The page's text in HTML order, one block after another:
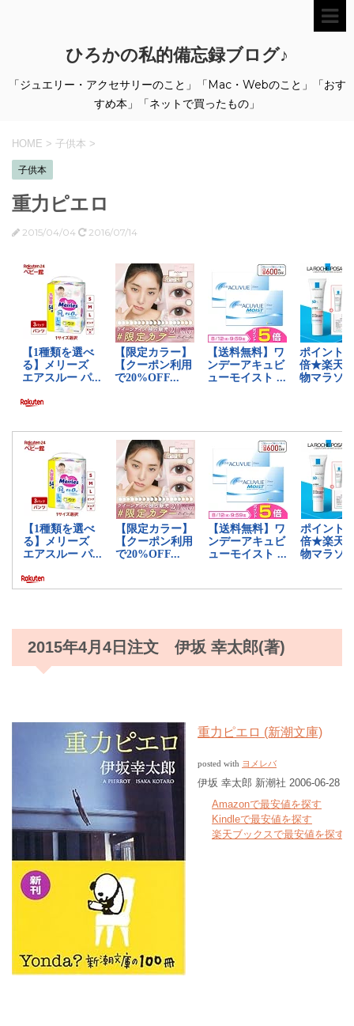
ひろかの私的備忘録ブログ♪
「ジュエリー・アクセサリーのこと」「Mac・Webのこと」「おす
すめ本」「ネットで買ったもの」
HOME > 子供本 >
子供本
重力ピエロ
2015/04/04 2016/07/14
2015年4月4日注文 伊坂 幸太郎(著)
重力ピエロ (新潮文庫)
posted with ヨメレバ
伊坂 幸太郎 新潮社 2006-06-28
Amazonで最安値を探す
Kindleで最安値を探す
楽天ブックスで最安値を探す